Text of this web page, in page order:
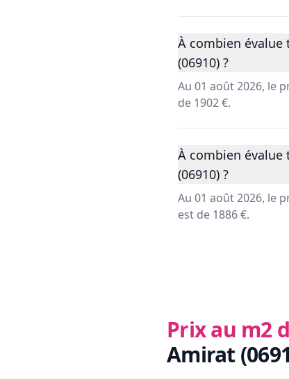
À combien
(06910) ?
Au 01 août 2026, le
de 1902 €.
À combien
(06910) ?
Au 01 août 2026, le
est de 1886 €.
Prix au m2
Amirat